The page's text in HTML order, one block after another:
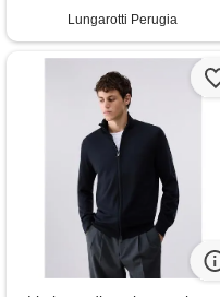
Lungarotti Perugia